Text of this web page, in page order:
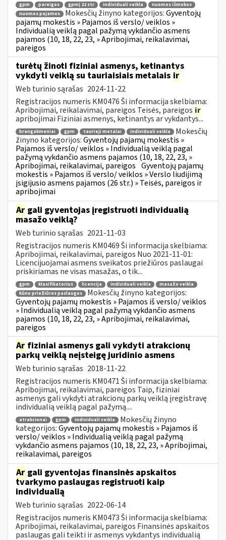
gpm pareigos gpmį 22 str individuali veikla
nuomos išmokos
nuomos pajamos
Mokesčių žinyno kategorijos:Gyventojų
pajamų mokestis » Pajamos iš verslo/ veiklos »
Individualią veiklą pagal pažymą vykdančio asmens
pajamos (10, 18, 22, 23, » Apribojimai, reikalavimai,
pareigos
turėtų žinoti fiziniai asmenys, ketinantys
vykdyti veiklą su tauriaisiais metalais ir
Web turinio sąrašas 2024-11-22
Registracijos numeris KM0476 Ši informacija skelbiama:
Apribojimai, reikalavimai, pareigos Teisės, pareigos ir
apribojimai Fiziniai asmenys, ketinantys ar vykdantys...
brangakmeniai gpm taurieji metalai individuali veikla
Mokesčių
žinyno kategorijos:Gyventojų pajamų mokestis »
Pajamos iš verslo/ veiklos » Individualią veiklą pagal
pažymą vykdančio asmens pajamos (10, 18, 22, 23, »
Apribojimai, reikalavimai, pareigos Gyventojų pajamų
mokestis » Pajamos iš verslo/ veiklos » Verslo liudijimą
įsigijusio asmens pajamos (26 str.) » Teisės, pareigos ir
apribojimai
Ar gali gyventojas įregistruoti individualią
masažo veiklą?
Web turinio sąrašas 2021-11-03
Registracijos numeris KM0469 Ši informacija skelbiama:
Apribojimai, reikalavimai, pareigos Nuo 2021-11-01:
Licencijuojamai asmens sveikatos priežiūros paslaugai
priskiriamas ne visas masažas, o tik...
gpm klasifikatorius licencija individuali veikla
masažo veikla
kūno priežiūros paslaugos
Mokesčių žinyno kategorijos:
Gyventojų pajamų mokestis » Pajamos iš verslo/ veiklos
» Individualią veiklą pagal pažymą vykdančio asmens
pajamos (10, 18, 22, 23, » Apribojimai, reikalavimai,
pareigos
Ar fiziniai asmenys gali vykdyti atrakcionų
parkų veiklą neįsteigę juridinio asmens
Web turinio sąrašas 2018-11-22
Registracijos numeris KM0471 Ši informacija skelbiama:
Apribojimai, reikalavimai, pareigos Taip, fiziniai
asmenys gali vykdyti atrakcionų parkų veiklą įregistravę
individualią veiklą pagal pažymą....
atrakcionai gpm individuali veikla
Mokesčių žinyno
kategorijos:Gyventojų pajamų mokestis » Pajamos iš
verslo/ veiklos » Individualią veiklą pagal pažymą
vykdančio asmens pajamos (10, 18, 22, 23, » Apribojimai,
reikalavimai, pareigos
Ar gali gyventojas finansinės apskaitos
tvarkymo paslaugas registruoti kaip
individualią
Web turinio sąrašas 2022-06-14
Registracijos numeris KM0473 Ši informacija skelbiama:
Apribojimai, reikalavimai, pareigos Finansinės apskaitos
paslaugas gali teikti ir asmenys vykdantys individualią